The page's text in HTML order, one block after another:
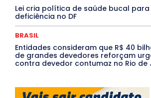
Lei cria política de saúde bucal
deficiência no DF
BRASIL
Entidades consideram que R$ 40
de grandes devedores reforçam
contra devedor contumaz no Rio de